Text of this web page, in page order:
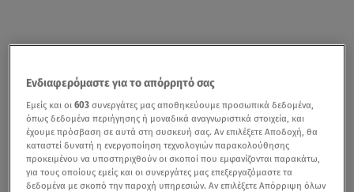
Ενδιαφερόμαστε για το απόρρητό σας
Εμείς και οι603 συνεργάτες μας αποθηκεύουμε προσωπικά δεδομένα,
όπως δεδομένα περιήγησης ή μοναδικά αναγνωριστικά στοιχεία, και
έχουμε πρόσβαση σε αυτά στη συσκευή σας. Αν επιλέξετε Αποδοχή, θα
καταστεί δυνατή η ενεργοποίηση τεχνολογιών παρακολούθησης
προκειμένου να υποστηριχθούν οι σκοποί που εμφανίζονται παρακάτω,
για τους οποίους εμείς και οι συνεργάτες μας επεξεργαζόμαστε τα
δεδομένα με σκοπό την παροχή υπηρεσιών. Αν επιλέξετε Απόρριψη όλων